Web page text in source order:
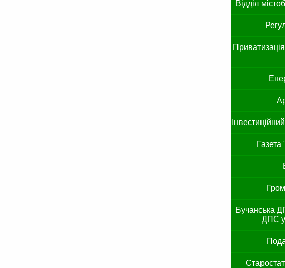
Відділ
Газета
Бучанська
ДПС у